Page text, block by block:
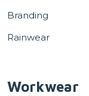
Branding
Rainwear
Workwear